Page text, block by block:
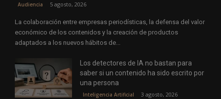
Audiencia 5 agosto, 2026
La colaboración entre empresas periodísticas, la defensa del valor
económico de los contenidos y la creación de productos
adaptados a los nuevos hábitos de...
Los detectores de IA no bastan para
saber si un contenido ha sido escrito por
una persona
Inteligencia Artificial 3 agosto, 2026